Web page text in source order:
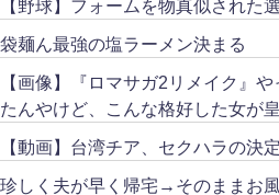
【野球】フォームを物真似された
袋麺ん最強の塩ラーメン決まる
【画像】『ロマサガ2リメイク』
たんやけど、こんな格好した女が
【動画】台湾チア、セクハラの決
珍しく夫が早く帰宅→そのままお